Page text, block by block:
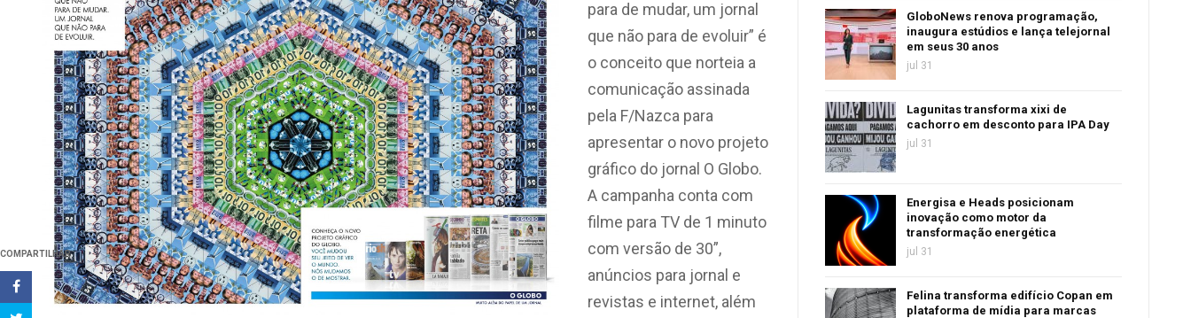
COMPARTILHAR
para de mudar, um jornal
que não para de evoluir” é
o conceito que norteia a
comunicação assinada
pela F/Nazca para
apresentar o novo projeto
gráfico do jornal O Globo.
A campanha conta com
filme para TV de 1 minuto
com versão de 30”,
anúncios para jornal e
revistas e internet, além
GloboNews renova programação,
inaugura estúdios e lança telejornal
em seus 30 anos
jul 31
Lagunitas transforma xixi de
cachorro em desconto para IPA Day
jul 31
Energisa e Heads posicionam
inovação como motor da
transformação energética
jul 31
Felina transforma edifício Copan em
plataforma de mídia para marcas